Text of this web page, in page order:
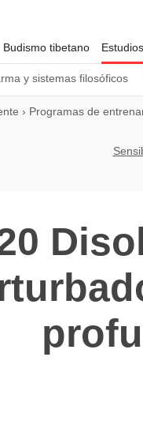
Budismo tibetano
y sistemas filosóficos
› Programas de